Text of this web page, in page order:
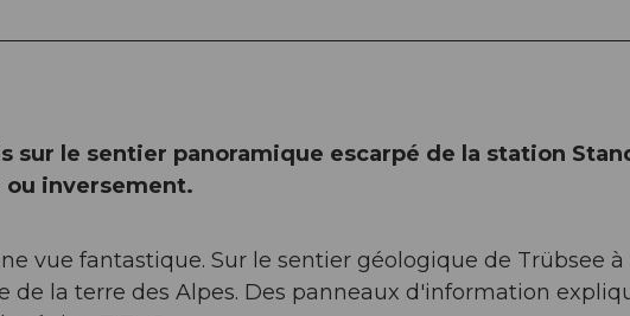
sur le sentier panoramique escarpé de la station
inversement.
vue fantastique. Sur le sentier géologique de Trübsee à
de la terre des Alpes. Des panneaux d'information